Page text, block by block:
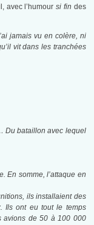
avec l’humoursi fin des
jamais vu en colère, ni
vit dans les tranchées
Du bataillon avec lequel
En somme, l’attaque en
ils installaient des
Ils ont eu tout le temps
avions de 50 à 100 000